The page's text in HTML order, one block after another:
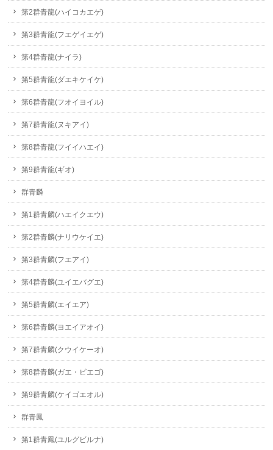
第2群青龍(ハイコカエゲ)
第3群青龍(フエゲイエゲ)
第4群青龍(ナイラ)
第5群青龍(ダエキケイケ)
第6群青龍(フオイヨイル)
第7群青龍(ヌキアイ)
第8群青龍(フイイハエイ)
第9群青龍(ギオ)
群青麟
第1群青麟(ハエイクエウ)
第2群青麟(ナリウケイエ)
第3群青麟(フエアイ)
第4群青麟(ユイエバグエ)
第5群青麟(エイエア)
第6群青麟(ヨエイアオイ)
第7群青麟(クウイケーオ)
第8群青麟(ガエ・ビエゴ)
第9群青麟(ケイゴエオル)
群青鳳
第1群青鳳(ユルグビルナ)